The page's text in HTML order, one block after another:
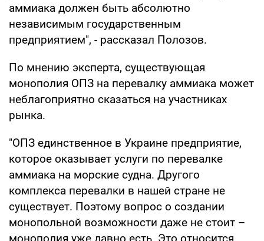
аммиака должен быть абсолютно
независимым государственным
предприятием", - рассказал Полозов.
По мнению эксперта, существующая
монополия ОПЗ на перевалку аммиака может
неблагоприятно сказаться на участниках
рынка.
"ОПЗ единственное в Украине предприятие,
которое оказывает услуги по перевалке
аммиака на морские судна. Другого
комплекса перевалки в нашей стране не
существует. Поэтому вопрос о создании
монопольной возможности даже не стоит –
монополия уже давно есть. Это относится